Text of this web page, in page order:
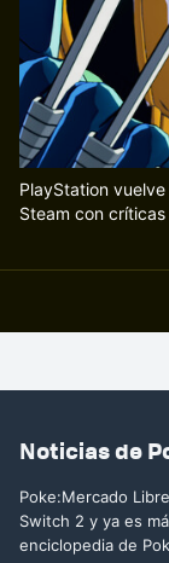
PlayStation
Steam con
Noticias de
Poke:Mercado
Switch 2 y ya es
enciclopedia de